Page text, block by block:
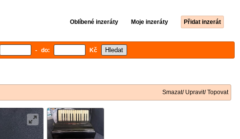
Oblíbené inzeráty Moje inzeráty Přidat inzerát
- do: Kč
Smazat/ Upravit/ Topovat